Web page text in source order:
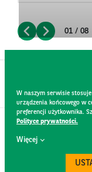
01 / 08
W naszym serwisie
urządzenia końcowego w
preferencji użytkownika.
Polityce prywatności.
Więcej
REGULAMIN STRONY
POLITYKA PRYWATNOŚCI